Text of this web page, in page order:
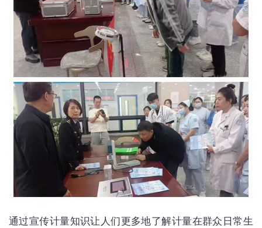
通过宣传计量知识让人们更多地了解计量在群众日常生